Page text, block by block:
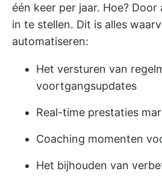
één keer per jaar. Hoe?
in te stellen. Dit is alles
automatiseren:
Het versturen van
voortgangsupdates
Real-time prestaties
Coaching momenten
Het bijhouden van